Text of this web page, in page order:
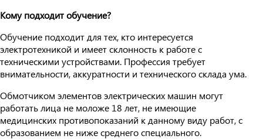
Кому подходит обучение?
Обучение подходит для тех, кто интересуется
электротехникой и имеет склонность к работе с
техническими устройствами. Профессия требует
внимательности, аккуратности и технического склада ума.
Обмотчиком элементов электрических машин могут
работать лица не моложе 18 лет, не имеющие
медицинских противопоказаний к данному виду работ, с
образованием не ниже среднего специального.